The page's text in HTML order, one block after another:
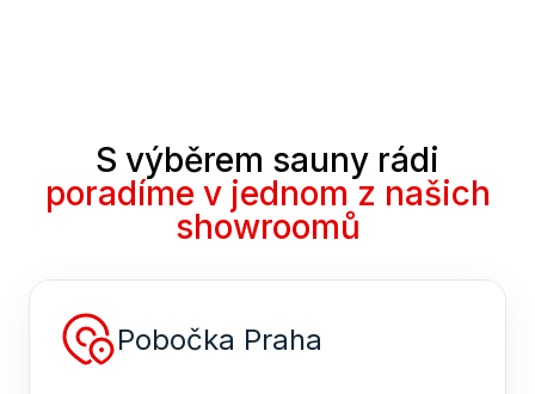
S výběrem sauny rádi
poradíme v jednom z našich
showroomů
Pobočka Praha